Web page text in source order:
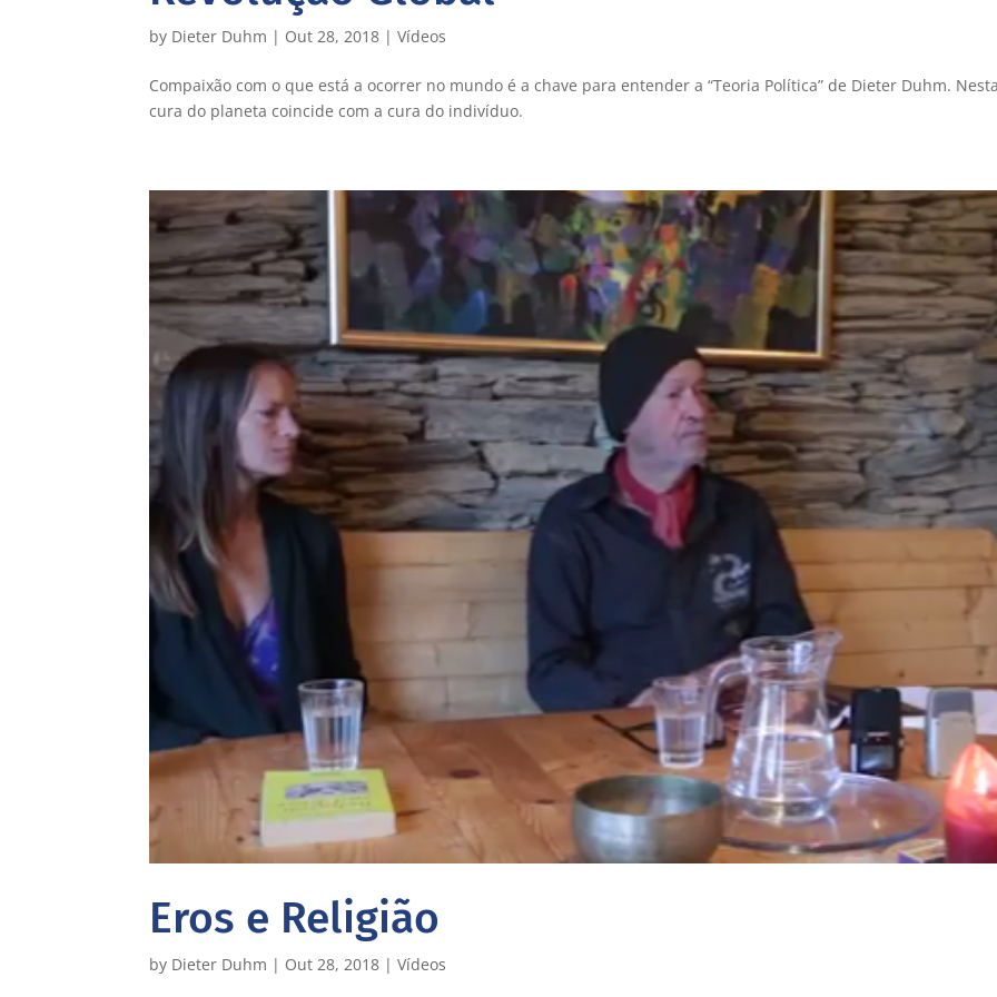
by Dieter Duhm | Out 28, 2018 |Vídeos
Compaixão com o que está a ocorrer no mundo é a chave para entender a “Teoria Política” de Dieter Duhm.
cura do planeta coincide com a cura do indivíduo.
Eros e Religião
by Dieter Duhm | Out 28, 2018 |Vídeos